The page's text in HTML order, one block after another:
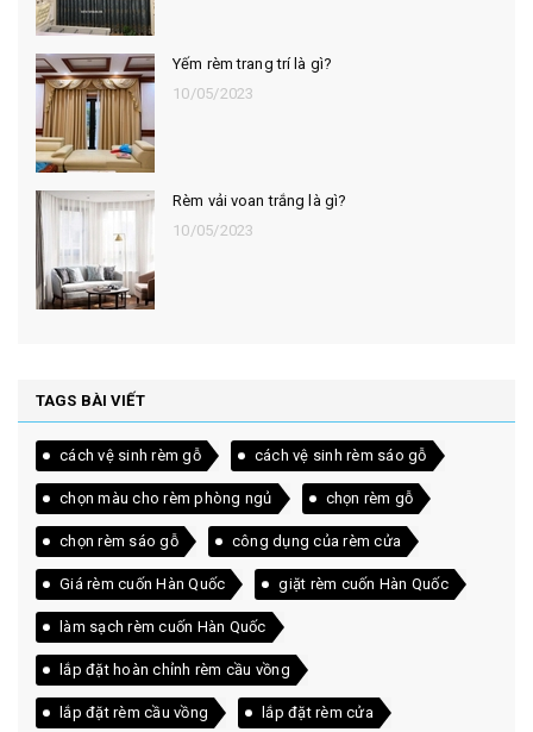
Yếm rèm trang trí là gì?
10/05/2023
Rèm vải voan trắng là gì?
10/05/2023
TAGS BÀI VIẾT
cách vệ sinh rèm gỗ cách vệ sinh rèm sáo gỗ
chọn màu cho rèm phòng ngủ chọn rèm gỗ
chọn rèm sáo gỗ công dụng của rèm cửa
Giá rèm cuốn Hàn Quốc giặt rèm cuốn Hàn Quốc
làm sạch rèm cuốn Hàn Quốc
lắp đặt hoàn chỉnh rèm cầu vồng
lắp đặt rèm cầu vồng lắp đặt rèm cửa